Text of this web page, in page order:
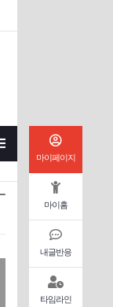
마이페이지
마이홈
내글반응
타임라인